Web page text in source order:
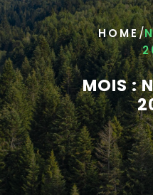
HOME/
MOIS :